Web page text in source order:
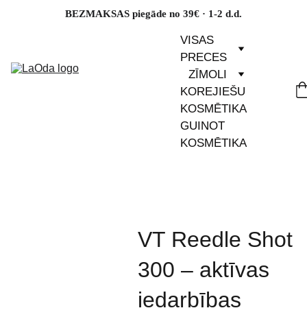
BEZMAKSAS piegāde no 39€ · 1-2 d.d.
VISAS
PRECES
ZĪMOLI
KOREJIEŠU
KOSMĒTIKA
GUINOT
KOSMĒTIKA
VT Reedle Shot
300 – aktīvas
iedarbības